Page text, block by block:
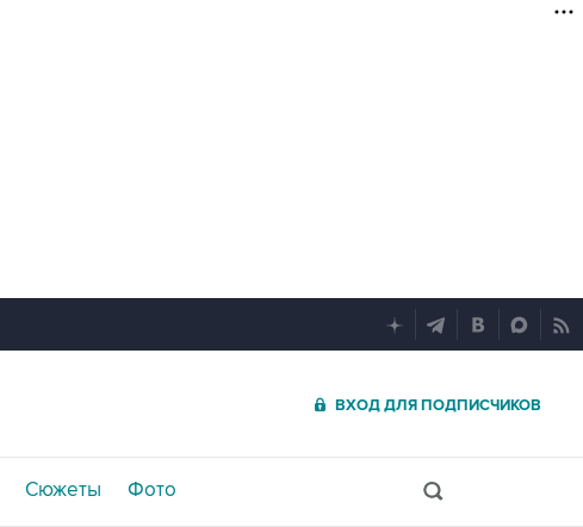
ВХОД ДЛЯ ПОДПИСЧИКОВ
Сюжеты Фото